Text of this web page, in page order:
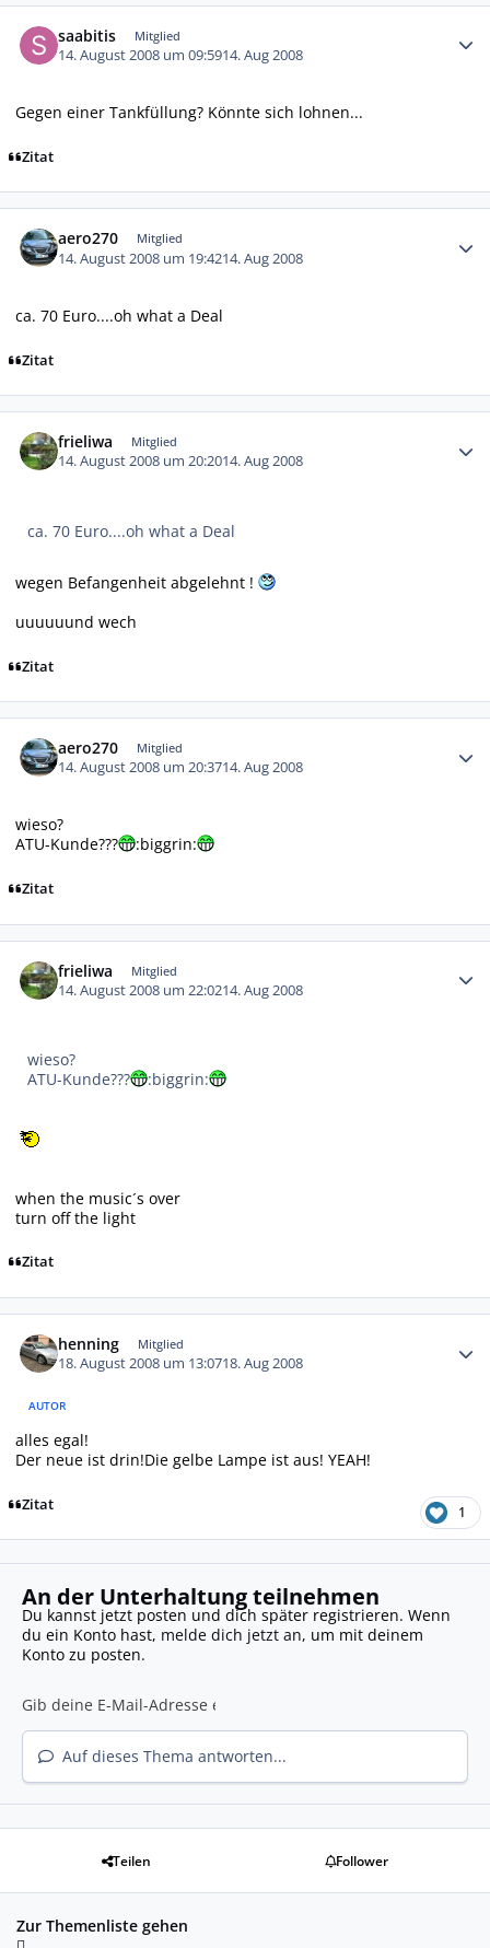
saabitis Mitglied
14. August 2008 um 09:5914. Aug 2008
Gegen einer Tankfüllung? Könnte sich lohnen...
Zitat
aero270 Mitglied
14. August 2008 um 19:4214. Aug 2008
ca. 70 Euro....oh what a Deal
Zitat
frieliwa Mitglied
14. August 2008 um 20:2014. Aug 2008
ca. 70 Euro....oh what a Deal
wegen Befangenheit abgelehnt !
uuuuuund wech
Zitat
aero270 Mitglied
14. August 2008 um 20:3714. Aug 2008
wieso?
ATU-Kunde???
:biggrin:
Zitat
frieliwa Mitglied
14. August 2008 um 22:0214. Aug 2008
wieso?
ATU-Kunde???
:biggrin:
when the music´s over
turn off the light
Zitat
henning Mitglied
18. August 2008 um 13:0718. Aug 2008
AUTOR
alles egal!
Der neue ist drin!Die gelbe Lampe ist aus! YEAH!
Zitat 1
An der Unterhaltung teilnehmen
Du kannst jetzt posten und dich später registrieren. Wenn
du ein Konto hast, melde dich jetzt an, um mit deinem
Konto zu posten.
Auf dieses Thema antworten...
Teilen Follower
Zur Themenliste gehen